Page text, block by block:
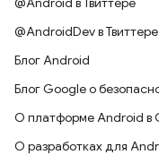
@AndroidDev в Твиттере
Блог Android
Блог Google о
О платформе Android в
О разработках для